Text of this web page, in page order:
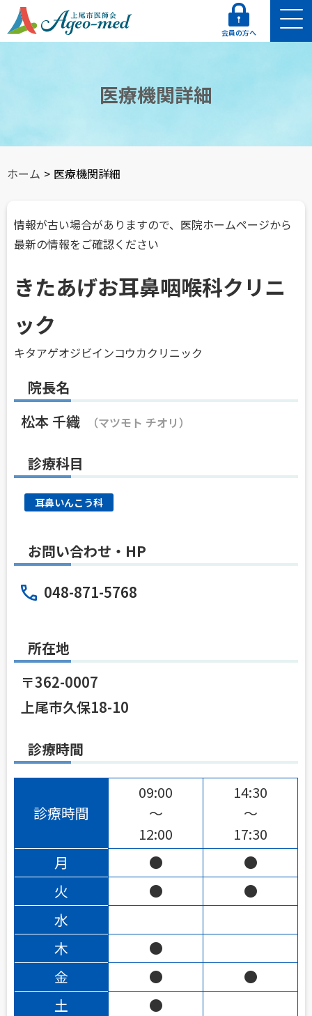
会員の方へ
医療機関詳細
ホーム > 医療機関詳細
情報が古い場合がありますので、医院ホームページから
最新の情報をご確認ください
きたあげお耳鼻咽喉科クリニ
ック
キタアゲオジビインコウカクリニック
院長名
松本 千織
（マツモト チオリ）
診療科目
耳鼻いんこう科
お問い合わせ・HP
048-871-5768
所在地
〒362-0007
上尾市久保18-10
診療時間
診療時間
09:00
〜
12:00
14:30
〜
17:30
月
●
●
火
●
●
水
木
●
金
●
●
土
●